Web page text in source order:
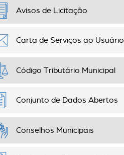
Avisos de Licitação
Carta de Serviços ao Usuário
Código Tributário Municipal
Conjunto de Dados Abertos
Conselhos Municipais